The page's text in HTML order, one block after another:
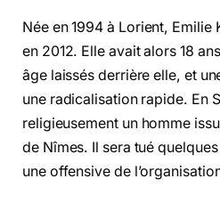
Née en 1994 à Lorient, Emilie
en 2012. Elle avait alors 18
âge laissés derrière elle, et
une radicalisation rapide. En
religieusement un homme
de Nîmes. Il sera tué
une offensive de